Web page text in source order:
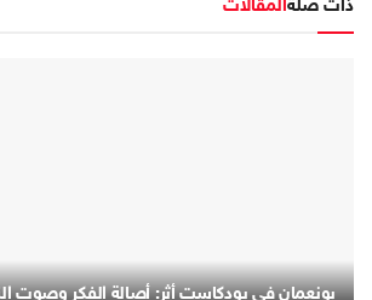
ذات صلةالمقالات
بونعمان في بودكاست أثر: أصالة الفكر وصوت